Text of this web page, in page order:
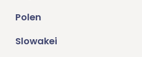
Polen
Slowakei